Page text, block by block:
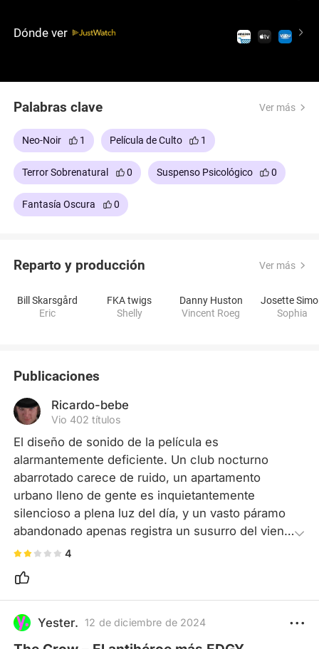
Dónde ver
Palabras clave Ver más
Neo-Noir 1 Película de Culto 1
Terror Sobrenatural 0 Suspenso Psicológico 0
Fantasía Oscura 0
Reparto y producción Ver más
Bill Skarsgård
Eric
FKA twigs
Shelly
Danny Huston
Vincent Roeg
Josette
Sophia
Publicaciones
Ricardo-bebe
Vio 402 títulos
El diseño de sonido de la película es
alarmantemente deficiente. Un club nocturno
abarrotado carece de ruido, un apartamento
urbano lleno de gente es inquietantemente
silencioso a plena luz del día, y un vasto páramo
abandonado apenas registra un susurro del viento
o un eco. Estas fallas rompen por completo la
fondo es monótona y no se sincroniza con la
acción, mientras que las canciones insertadas
ocasionalmente parecen desconectadas de las
4
Yester. 12 de diciembre de 2024